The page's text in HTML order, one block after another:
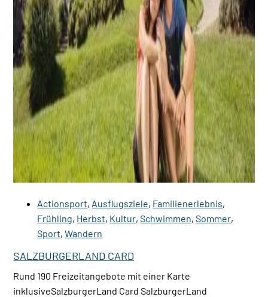
Actionsport, Ausflugsziele, Familienerlebnis,
Frühling, Herbst, Kultur,Schwimmen,Sommer,
Sport,Wandern
SALZBURGERLAND CARD
Rund 190 Freizeitangebote mit einer Karte
inklusiveSalzburgerLand Card SalzburgerLand